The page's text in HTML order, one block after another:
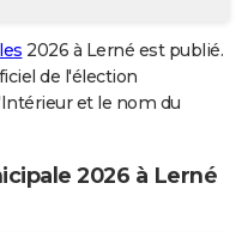
2026 à Lerné est publié.
de l'élection
et le nom du
2026 à Lerné